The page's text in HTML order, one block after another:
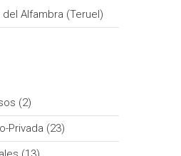
Alfambra (Teruel)
(2)
Privada (23)